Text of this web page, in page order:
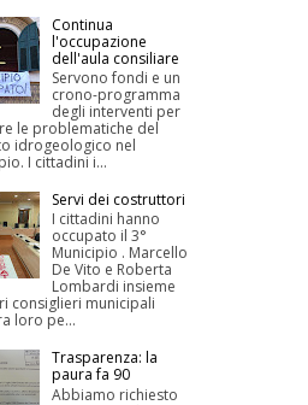
Continua
l'occupazione
dell'aula consiliare
Servono fondi e un
crono-programma
degli interventi per
le problematiche del
idrogeologico nel
I cittadini i...
Servi dei costruttori
I cittadini hanno
occupato il 3°
Municipio . Marcello
De Vito e Roberta
Lombardi insieme
consiglieri municipali
loro pe...
Trasparenza: la
paura fa 90
Abbiamo richiesto